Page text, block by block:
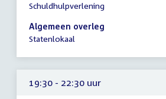
vergadering
18:00
-
uur
Schuldhulpverlening
Algemeen overleg
Statenlokaal
19:30 - 22:30 uur